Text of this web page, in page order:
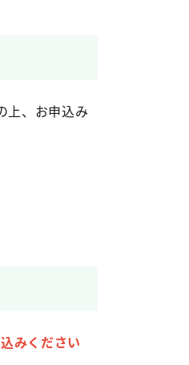
上、お申込み
みください